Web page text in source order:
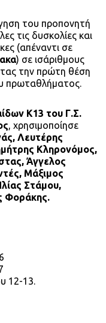
του προπονητή
τις δυσκολίες και
(απέναντι σε
) σε ισάριθμους
την πρώτη θέση
πρωταθλήματος.
Κ13 του Γ.Σ.
, χρησιμοποίησε
Λευτέρης
Κληρονόμος,
Άγγελος
Μάξιμος
Στάμου,
Φοράκης.
12-13.